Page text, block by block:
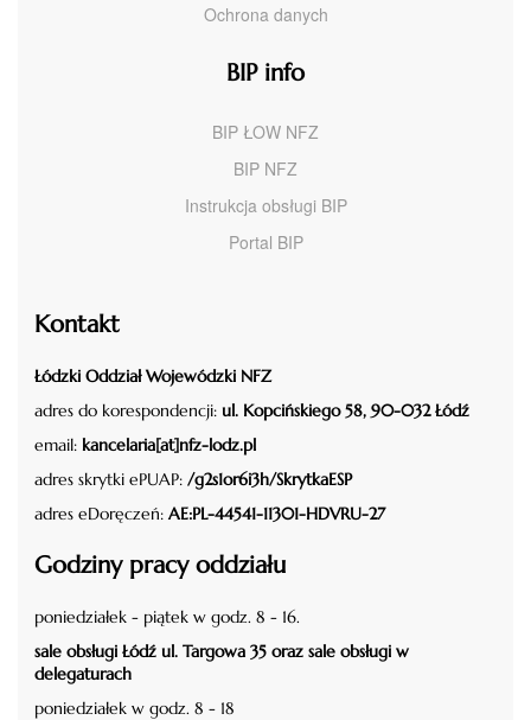
Ochrona danych
BIP info
BIP ŁOW NFZ
BIP NFZ
Instrukcja obsługi BIP
Portal BIP
Kontakt
Łódzki Oddział Wojewódzki NFZ
adres do korespondencji: ul. Kopcińskiego 58, 90-032 Łódź
email: kancelaria[at]nfz-lodz.pl
adres skrytki ePUAP: /g2s1or6i3h/SkrytkaESP
adres eDoręczeń: AE:PL-44541-11301-HDVRU-27
Godziny pracy oddziału
poniedziałek - piątek w godz. 8 - 16.
sale obsługi Łódź ul. Targowa 35 oraz sale obsługi w
delegaturach
poniedziałek w godz. 8 - 18